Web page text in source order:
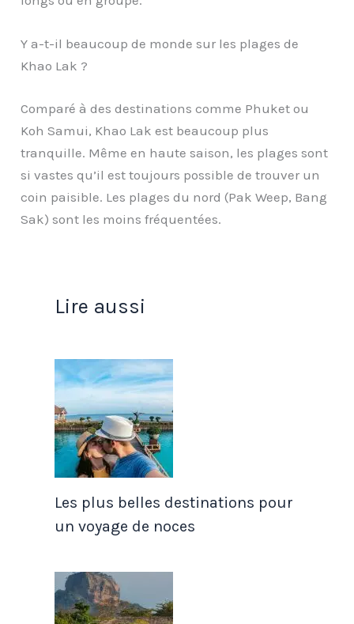
Y a-t-il beaucoup de monde sur les plages de
Khao Lak ?
Comparé à des destinations comme Phuket ou
Koh Samui, Khao Lak est beaucoup plus
tranquille. Même en haute saison, les plages sont
si vastes qu’il est toujours possible de trouver un
coin paisible. Les plages du nord (Pak Weep, Bang
Sak) sont les moins fréquentées.
Lire aussi
Les plus belles destinations pour
un voyage de noces